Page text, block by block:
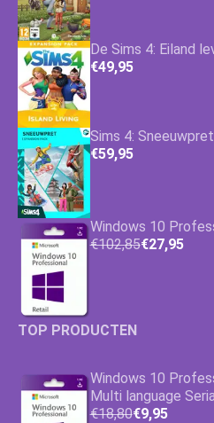
De Sims 4: Eiland
€49,95
Sims 4: Sneeuwpret
€59,95
Windows 10
€102,85€27,95
TOP PRODUCTEN
Windows 10
Multi language
€18,80€9,95